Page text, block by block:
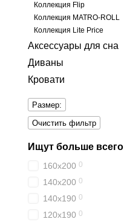
Коллекция Flip
Коллекция MATRO-ROLL
Коллекция Lite Price
Аксессуары для сна
Диваны
Кровати
Размер:
Очистить фильтр
Ищут больше всего
160х200 0
140х200 0
140х190 0
120х190 0